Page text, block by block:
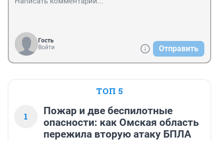
Гость
Войти
Отправить
ТОП 5
1
Пожар и две беспилотные
опасности: как Омская область
пережила вторую атаку БПЛА